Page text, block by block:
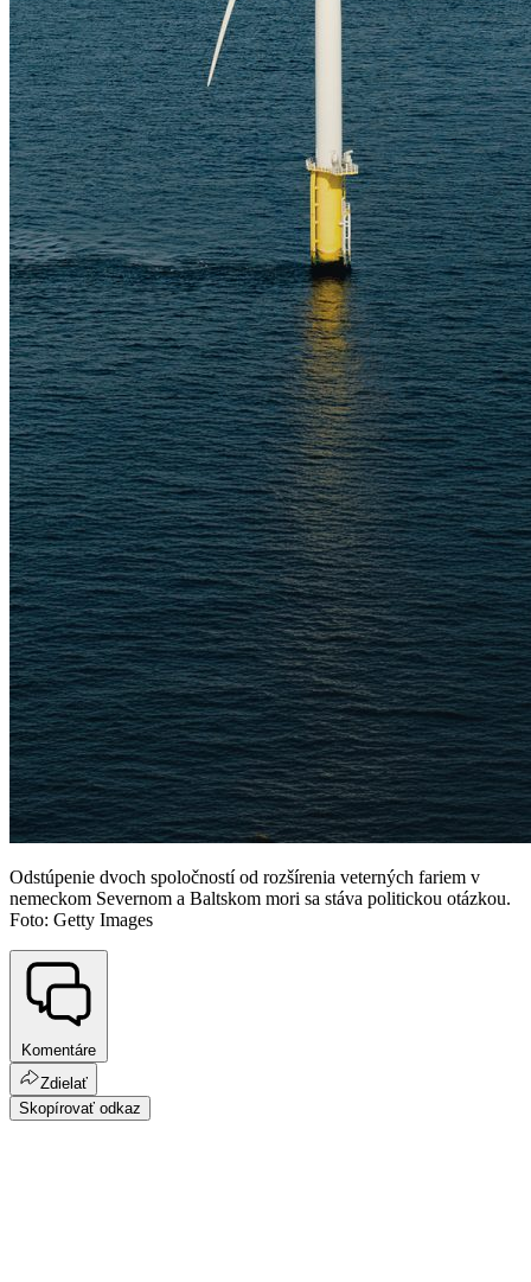
Odstúpenie dvoch spoločností od rozšírenia veterných fariem v
nemeckom Severnom a Baltskom mori sa stáva politickou otázkou.
Foto: Getty Images
Komentáre
Zdielať
Skopírovať odkaz